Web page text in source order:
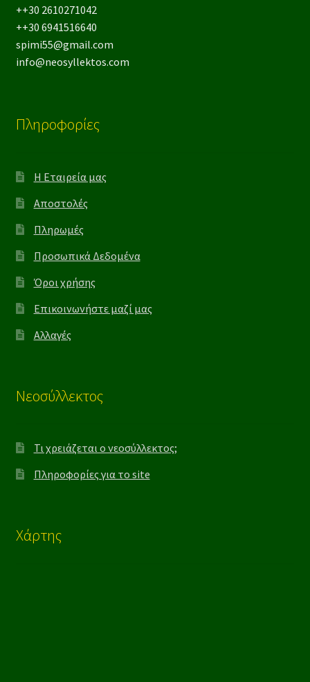
++30 2610271042
++30 6941516640
spimi55@gmail.com
info@neosyllektos.com
Πληροφορίες
Η Εταιρεία μας
Αποστολές
Πληρωμές
Προσωπικά Δεδομένα
Όροι χρήσης
Επικοινωνήστε μαζί μας
Αλλαγές
Νεοσύλλεκτος
Τι χρειάζεται ο νεοσύλλεκτος;
Πληροφορίες για το site
Χάρτης